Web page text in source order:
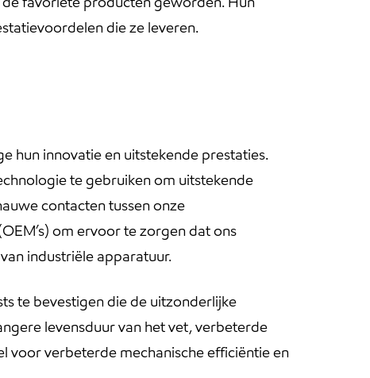
die ze leveren.
hun innovatie en uitstekende prestaties.
te gebruiken om uitstekende
contacten tussen onze
om ervoor te zorgen dat ons
industriële apparatuur.
te bevestigen die de uitzonderlijke
levensduur van het vet, verbeterde
voor verbeterde mechanische efficiëntie en